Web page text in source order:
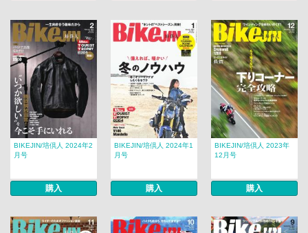
BIKEJIN/培倶人 2024年2
月号
購入
BIKEJIN/培倶人 2024年1
月号
購入
BIKEJIN/培倶人 2023年
12月号
購入